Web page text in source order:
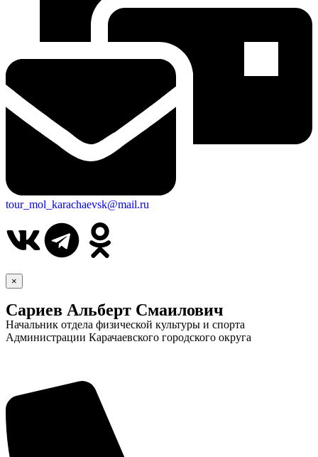
tour_mol_karachaevsk@mail.ru
×
Сариев Альберт Смаилович
Начальник отдела физической культуры и спорта
Администрации Карачаевского городского округа